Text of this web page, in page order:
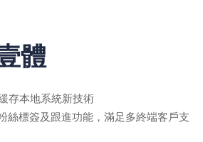
體
存本地系統新技術
絲標簽及跟進功能，滿足多終端客戶支